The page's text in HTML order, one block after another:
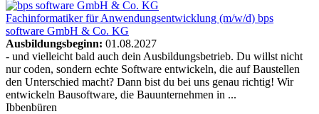
Fachinformatiker für Anwendungsentwicklung (m/w/d) bps
software GmbH & Co. KG
Ausbildungsbeginn: 01.08.2027
- und vielleicht bald auch dein Ausbildungsbetrieb. Du willst nicht
nur coden, sondern echte Software entwickeln, die auf Baustellen
den Unterschied macht? Dann bist du bei uns genau richtig! Wir
entwickeln Bausoftware, die Bauunternehmen in ...
Ibbenbüren